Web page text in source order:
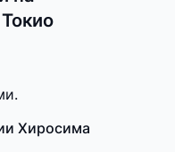
Хиросима